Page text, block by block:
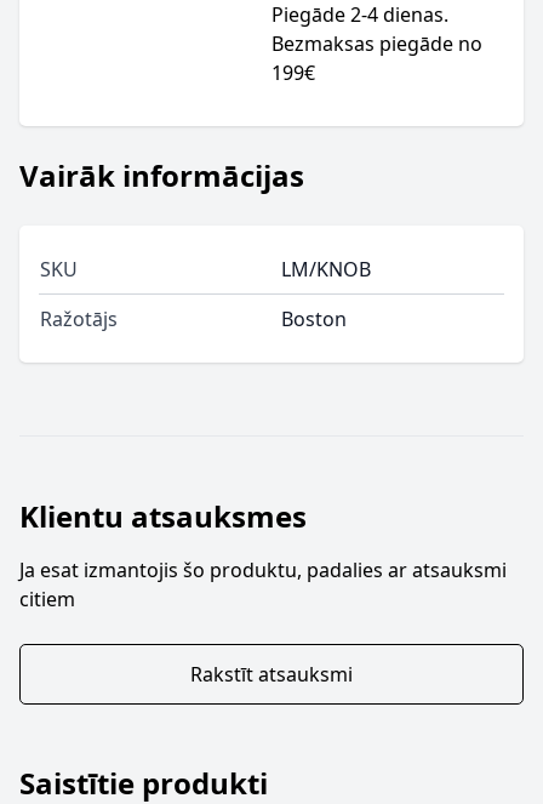
Piegāde 2-4 dienas.
Bezmaksas piegāde no
199€
Vairāk informācijas
SKU
LM/KNOB
Ražotājs
Boston
Klientu atsauksmes
Ja esat izmantojis šo produktu, padalies ar atsauksmi
citiem
Rakstīt atsauksmi
Saistītie produkti